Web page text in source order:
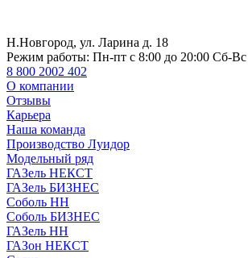
Н.Новгород, ул. Ларина д. 18
Режим работы: Пн-пт с 8:00 до 20:00 Сб-Вс
8 800 2002 402
О компании
Отзывы
Карьера
Наша команда
Производство Луидор
Модельный ряд
ГАЗель НЕКСТ
ГАЗель БИЗНЕС
Соболь НН
Соболь БИЗНЕС
ГАЗель НН
ГАЗон НЕКСТ